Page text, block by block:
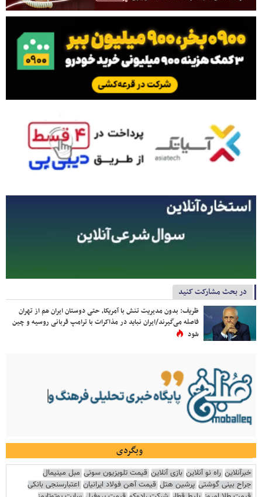
در بحث مشارکت کنید
ظریف: بدون مدیریت تنش با آمریکا، حتی دوستان ایران هم از تهران
فاصله می‌گیرند/ایران نباید در مذاکرات با ترامپ قربانی روسیه و چین
شود
وبگردی
خبرآنلاین راه نو آنلاین بازی آنلاین قیمت تلویزیون سونی مبل مینیمال
جراح بینی گوشتی پرشین هتل قیمت آهن فولاد ایرانیان اعتبارسنجی بانکی